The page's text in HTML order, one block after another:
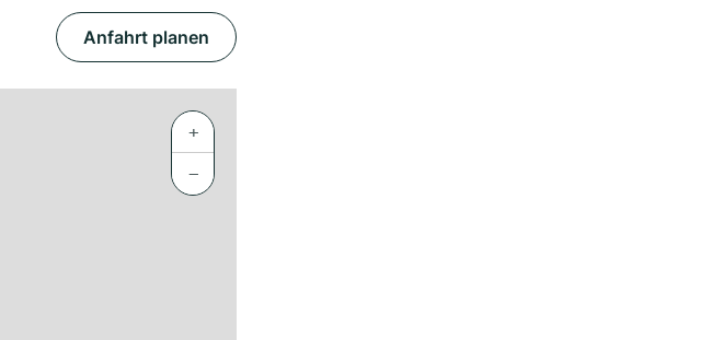
Anfahrt planen
+
−